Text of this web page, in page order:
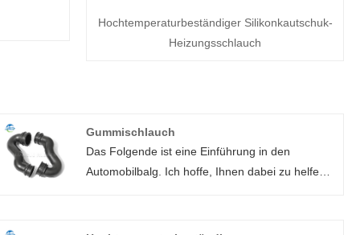
Hochtemperaturbeständiger Silikonkautschuk-
Heizungsschlauch
Gummischlauch
Das Folgende ist eine Einführung in den
Automobilbalg. Ich hoffe, Ihnen dabei zu helfen,
weiterhin mit uns zusammenzuarbeiten, um